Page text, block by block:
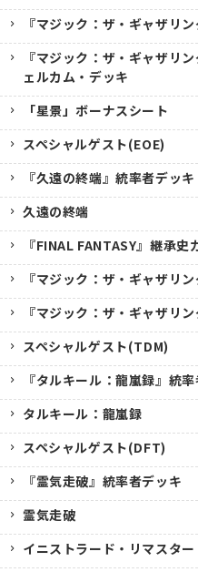
『マジック：ザ・ギャザリ
『マジック：ザ・ギャザリ
ェルカム・デッキ
「星景」ボーナスシート
スペシャルゲスト(EOE)
『久遠の終端』統率者デッキ
久遠の終端
『FINAL FANTASY』継承史
『マジック：ザ・ギャザリ
『マジック：ザ・ギャザリ
スペシャルゲスト(TDM)
『タルキール：龍嵐録』統
タルキール：龍嵐録
スペシャルゲスト(DFT)
『霊気走破』統率者デッキ
霊気走破
イニストラード・リマスター